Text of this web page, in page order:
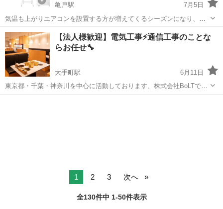
亀戸駅
7月5日
気温も上がりエアコンを設置する方が増えてくるシーズンになり、い
ざ工事をお願いしたいタイミングで、工事の予約が取れないことあり
ませんか？ 最短で当日、遅くても3日以内に伺えます‼️ その他、照明を
増設したい！古くなったsw...
東京 江東区 亀戸駅 電気工事 分電盤
【法人様歓迎】電気工事⚡️通信工事のことな
らお任せ🔧
大手町駅
6月11日
東京都・千葉・神奈川を中心に活動しております、株式会社BoLTです
👷‍♂️ 弊社では、以下のような電気・通信関連の工事を承っております。
1 2 3 次へ
全130件中 1-50件表示